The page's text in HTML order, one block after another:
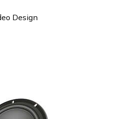
Design